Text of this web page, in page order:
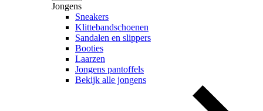
Jongens
Sneakers
Klittebandschoenen
Sandalen en slippers
Booties
Laarzen
Jongens pantoffels
Bekijk alle jongens